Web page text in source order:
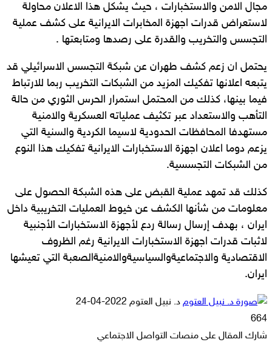
مجال الامن والاستخبارات ، حيث يشكل هذا الاعلان محاولة
لاستعراض قدرات اجهزة المخابرات الايرانية على كشف عملية
التجسس والتخريب والقدرة على رصدها ومتابعتها .
يحتمل ان زعم كشف طهران عن شبكة التجسس الاسرائيلي قد
يتبعه اعلانها تفكيك المزيد من الشبكات التخريب ربما للارتباط
فيما بينها، كذلك من المحتمل استمرار الحرس الثوري من حالة
التأهب والاستعداد عبر تكثيف عملياته العسكرية والامنية
مستهدفا المحافظات الحدودية لاسيما الكردية والسنية التي
يزعم دوما اعلان اجهزة الاستخبارات الايرانية تفكيك هذا النوع
من الشبكات التجسسية.
كذلك قد تمهد عملية القبض على هذه الشبكة الحصول على
معلومات من شأنها الكشف عن خيوط العمليات التخريبية داخل
ايران ، بهدف إرسال رسالة ردع لأجهزة الاستخبارات الأجنبية
لاثبات قدرات اجهزة الاستخبارات الايرانية رغم الظروف
الاقتصادية والاجتماعيةوالسياسيةوالامنيةالصعبة التي تعيشها
ايران.
د. نبيل العتوم أرسل
إلكترونيا
2022-04-24
664
شارك المقال على منصات التواصل الاجتماعي